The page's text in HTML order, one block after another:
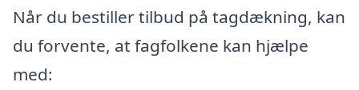
Når du bestiller tilbud på tagdækning, kan
du forvente, at fagfolkene kan hjælpe
med: